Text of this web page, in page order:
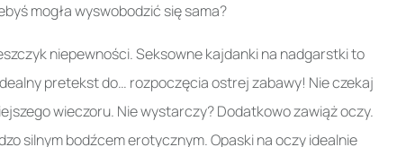
mogła wyswobodzić się sama?
niepewności. Seksowne kajdanki na nadgarstki to
pretekst do… rozpoczęcia ostrej zabawy! Nie czekaj
wieczoru. Nie wystarczy? Dodatkowo zawiąż oczy.
silnym bodźcem erotycznym. Opaski na oczy idealnie